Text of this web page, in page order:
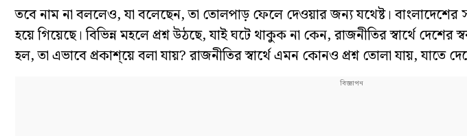
তবে নাম না বললেও, যা বলেছেন, তা তোলপাড় ফেলে দেওয়ার জন্য যথেষ্ট।
হয়ে গিয়েছে। বিভিন্ন মহলে প্রশ্ন উঠছে, যাই ঘটে থাকুক না কেন, রাজনীতির স্বার্থে দেশের
হল, তা এভাবে প্রকাশ্য়ে বলা যায়? রাজনীতির স্বার্থে এমন কোনও প্রশ্ন তোলা যায়,